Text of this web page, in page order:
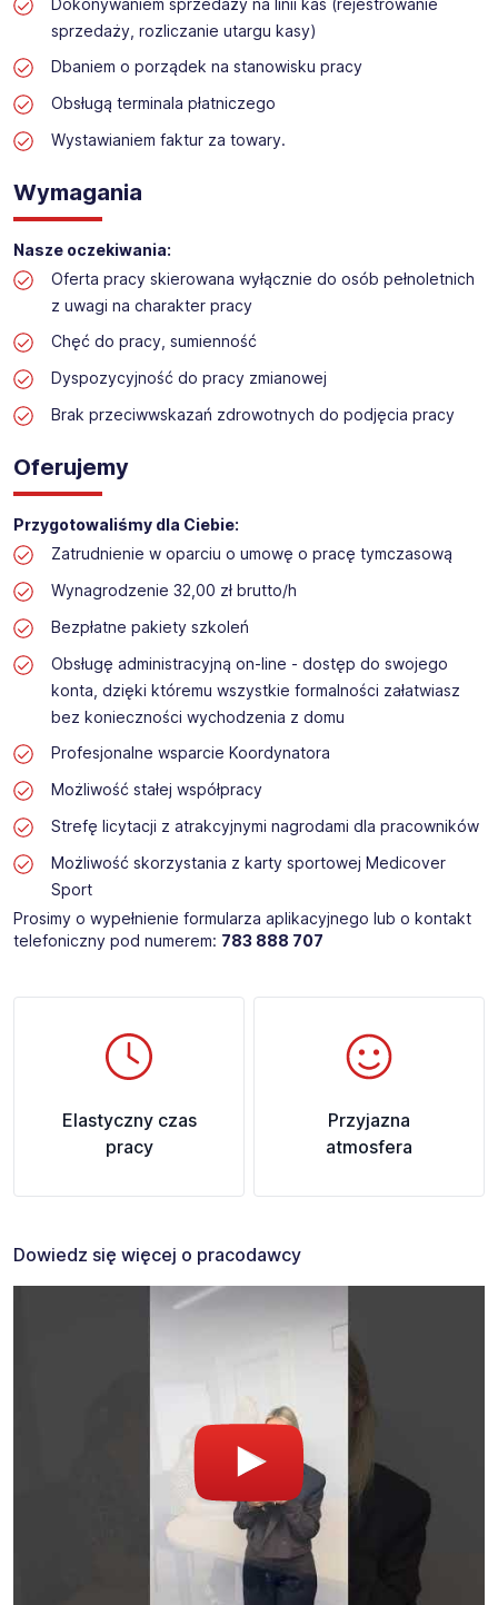
przedsiębiorstw w Polsce. Agencja jest wpisana pod nr
396 w Krajowym Rejestrze Agencji Zatrudnienia.
Obecnie dla naszego Klienta, poszukujemy osób do pracy
na stanowisko:
Praca w sektorze obsługi klienta w markecie
budowlanym
Dokonywaniem sprzedaży na linii kas (rejestrowanie
sprzedaży, rozliczanie utargu kasy)
Dbaniem o porządek na stanowisku pracy
Obsługą terminala płatniczego
Wystawianiem faktur za towary.
Wymagania
Nasze oczekiwania:
Oferta pracy skierowana wyłącznie do osób pełnoletnich
z uwagi na charakter pracy
Chęć do pracy, sumienność
Dyspozycyjność do pracy zmianowej
Brak przeciwwskazań zdrowotnych do podjęcia pracy
Oferujemy
Przygotowaliśmy dla Ciebie:
Zatrudnienie w oparciu o umowę o pracę tymczasową
Wynagrodzenie 32,00 zł brutto/h
Bezpłatne pakiety szkoleń
Obsługę administracyjną on-line - dostęp do swojego
konta, dzięki któremu wszystkie formalności załatwiasz
bez konieczności wychodzenia z domu
Profesjonalne wsparcie Koordynatora
Możliwość stałej współpracy
Strefę licytacji z atrakcyjnymi nagrodami dla pracowników
Możliwość skorzystania z karty sportowej Medicover
Sport
Prosimy o wypełnienie formularza aplikacyjnego lub o kontakt
telefoniczny pod numerem: 783 888 707​
Elastyczny czas
pracy
Przyjazna
atmosfera
Dowiedz się więcej o pracodawcy